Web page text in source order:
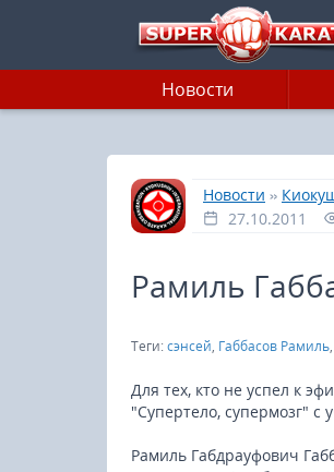
Новости
Главная
»
Новости »
27.10.2011
Рамиль
Теги:сэнсей, Габбасов Рамиль,
Для тех, кто не успел к
"Супертело, супермозг" с
Рамиль Габдрауфович